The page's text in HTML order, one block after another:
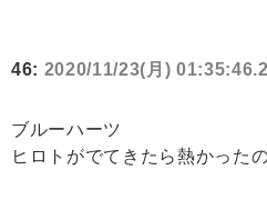
46: 2020/11/23(月)
ブルーハーツ
ヒロトがでてきたら熱かった